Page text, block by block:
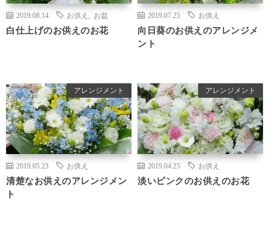
2019.08.14 お供え お盆
白仕上げのお供えのお花
2019.07.25 お供え
向日葵のお供えのアレンジメ
ント
アレンジメント
2019.05.23 お供え
清楚なお供えのアレンジメン
ト
アレンジメント
2019.04.25 お供え
淡いピンクのお供えのお花